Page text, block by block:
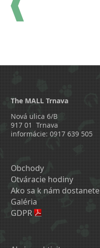
The MALL Trnava
Nová ulica 6/B
917 01 Trnava
informácie: 0917 639 505
Obchody
Otváracie hodiny
Ako sa k nám dostanete
Galéria
GDPR